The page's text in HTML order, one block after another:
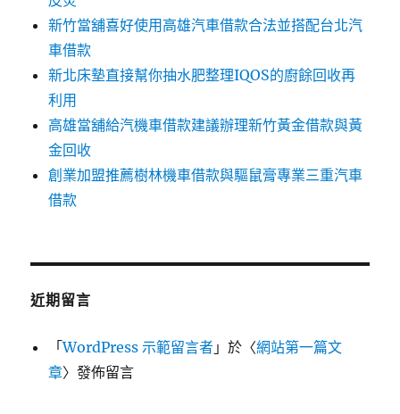
新竹當舖喜好使用高雄汽車借款合法並搭配台北汽
車借款
新北床墊直接幫你抽水肥整理IQOS的廚餘回收再
利用
高雄當舖給汽機車借款建議辦理新竹黃金借款與黃
金回收
創業加盟推薦樹林機車借款與驅鼠膏專業三重汽車
借款
近期留言
「WordPress 示範留言者 」於〈網站第一篇文
章〉發佈留言